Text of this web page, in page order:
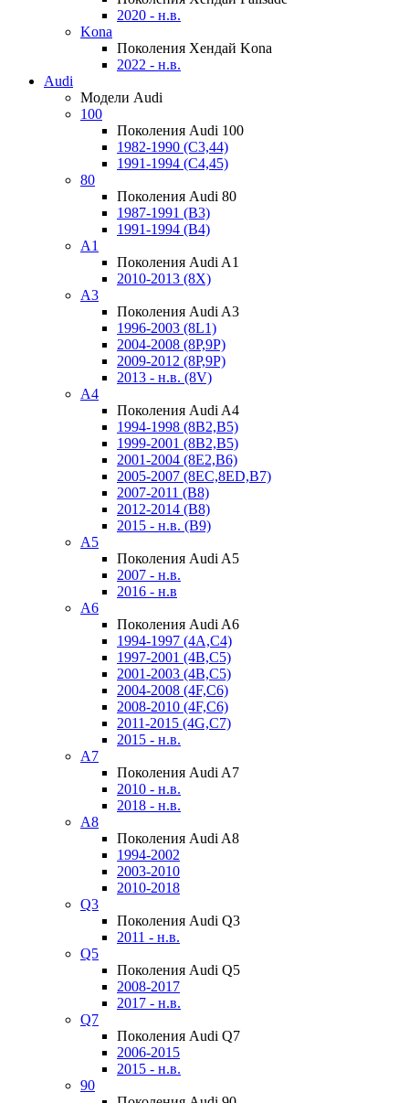
2020 - н.в.
Kona
Поколения Хендай Kona
2022 - н.в.
Audi
Модели Audi
100
Поколения Audi 100
1982-1990 (С3,44)
1991-1994 (С4,45)
80
Поколения Audi 80
1987-1991 (B3)
1991-1994 (B4)
A1
Поколения Audi A1
2010-2013 (8X)
A3
Поколения Audi A3
1996-2003 (8L1)
2004-2008 (8P,9P)
2009-2012 (8P,9P)
2013 - н.в. (8V)
A4
Поколения Audi A4
1994-1998 (8B2,B5)
1999-2001 (8B2,B5)
2001-2004 (8E2,B6)
2005-2007 (8EC,8ED,B7)
2007-2011 (B8)
2012-2014 (B8)
2015 - н.в. (B9)
A5
Поколения Audi A5
2007 - н.в.
2016 - н.в
A6
Поколения Audi A6
1994-1997 (4A,C4)
1997-2001 (4B,C5)
2001-2003 (4B,C5)
2004-2008 (4F,C6)
2008-2010 (4F,C6)
2011-2015 (4G,C7)
2015 - н.в.
A7
Поколения Audi A7
2010 - н.в.
2018 - н.в.
A8
Поколения Audi A8
1994-2002
2003-2010
2010-2018
Q3
Поколения Audi Q3
2011 - н.в.
Q5
Поколения Audi Q5
2008-2017
2017 - н.в.
Q7
Поколения Audi Q7
2006-2015
2015 - н.в.
90